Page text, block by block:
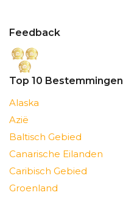
Feedback
Top 10 Bestemmingen
Alaska
Azië
Baltisch Gebied
Canarische Eilanden
Caribisch Gebied
Groenland